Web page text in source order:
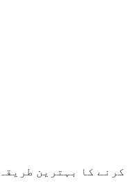
کا بہترین